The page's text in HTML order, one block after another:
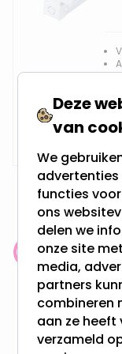
Op
meer dan
Gratis
Vanaf
Deze
van
We
advertenties
functies
ons
delen we
onze site
media,
partners
combineren
aan ze heeft
verzameld